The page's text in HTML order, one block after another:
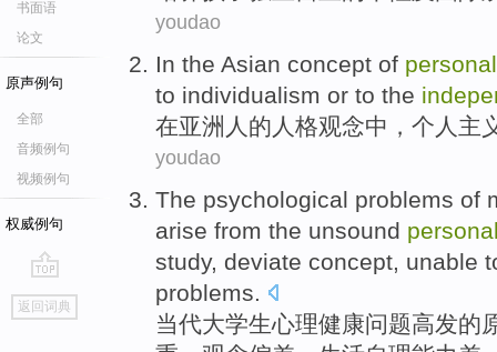
书面语
论文
原声例句
全部
音频例句
视频例句
权威例句
go
top
返回词典
youdao
In the Asian concept of
to individualism or to the
在亚洲人 的 人格观念中， 个人主
youdao
The psychological problems of
arise from the unsound
study, deviate concept unable
problems.
当代大学生心理健康问题高发的